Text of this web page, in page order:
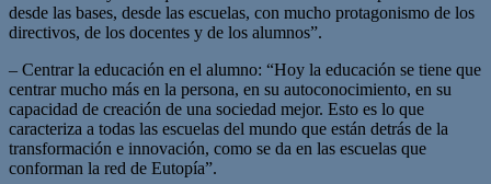
desde las bases, desde las escuelas, con mucho protagonismo de los
directivos, de los docentes y de los alumnos”.
– Centrar la educación en el alumno: “Hoy la educación se tiene que
centrar mucho más en la persona, en su autoconocimiento, en su
capacidad de creación de una sociedad mejor. Esto es lo que
caracteriza a todas las escuelas del mundo que están detrás de la
transformación e innovación, como se da en las escuelas que
conforman la red de Eutopía”.